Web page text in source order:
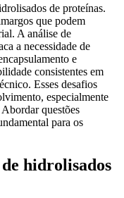
​​de proteínas.
que podem
A análise de
a necessidade de
e
consistentes em
Esses desafios
especialmente
questões
para os
hidrolisados